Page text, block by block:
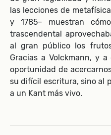
las lecciones de
y 1785– muestran
trascendental
al gran público los
Gracias a Volckmann, y
oportunidad de
su difícil escritura, sino al
a un Kant más vivo.